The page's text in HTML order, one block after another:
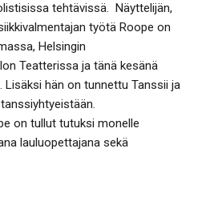
tehtävissä. Näyttelijän,
työtä Roope on
Helsingin
Teatterissa ja tänä kesänä
hän on tunnettu Tanssii ja
on tullut tutuksi monelle
lauluopettajana sekä